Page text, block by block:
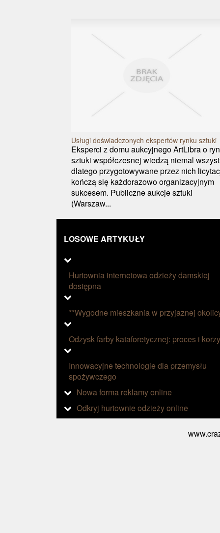
Usługi doświadczonych ekspertów rynku sztuki
Eksperci z domu aukcyjnego ArtLibra o
sztuki współczesnej wiedzą niemal
dlatego przygotowywane przez nich
kończą się każdorazowo organizacyjnym
sukcesem. Publiczne aukcje sztuki
(Warszaw...
LOSOWE ARTYKUŁY
Hurtownia internetowa odzieży damskiej
dostępna
**Wygodne mieszkania w przyjaznej
Odzysk farby kataforetycznej: proces i
Innowacyjne technologie dla przemysłu
spożywczego
Nowa forma reklamy online
Odkryj hurtownie odzieży online